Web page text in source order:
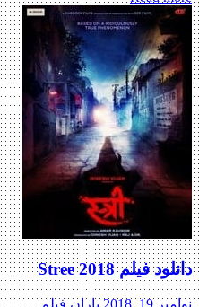
دانلود فیلم Stree 2018